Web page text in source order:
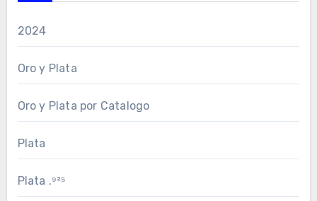
2024
Oro y Plata
Oro y Plata por Catalogo
Plata
Plata .⁹²⁵